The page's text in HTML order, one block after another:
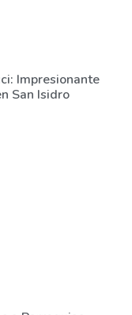
Impresionante
San Isidro